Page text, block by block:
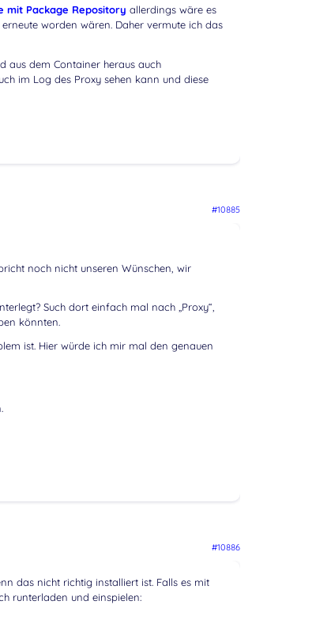
mit Package Repository allerdings wäre es
worden wären. Daher vermute ich das
aus dem Container heraus auch
im Log des Proxy sehen kann und diese
#10885
noch nicht unseren Wünschen, wir
Such dort einfach mal nach „Proxy“,
könnten.
ist. Hier würde ich mir mal den genauen
#10886
das nicht richtig installiert ist. Falls es mit
runterladen und einspielen: